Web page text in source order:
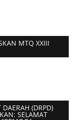
MTQ XXIII
(DRPD)
SELAMAT